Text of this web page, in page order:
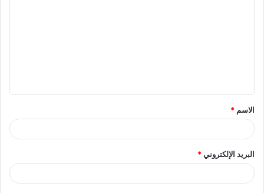
ق
*
الاسم *
البريد الإلكتروني*